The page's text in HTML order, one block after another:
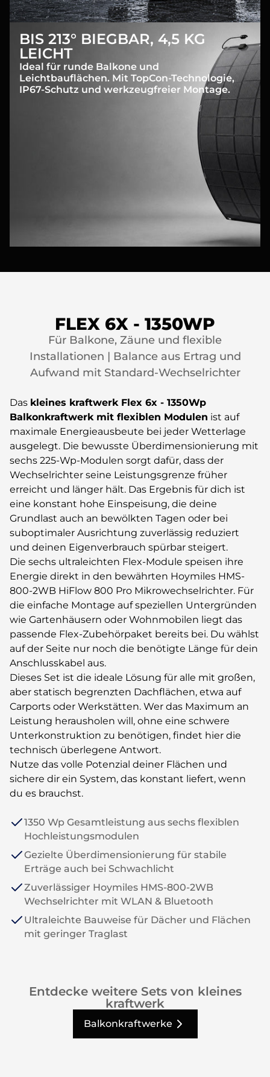
BIS 213° BIEGBAR, 4,5 KG
LEICHT
Ideal für runde Balkone und
Leichtbauflächen. Mit TopCon-Technologie,
IP67-Schutz und werkzeugfreier Montage.
FLEX 6X - 1350WP
Für Balkone, Zäune und flexible
Installationen | Balance aus Ertrag und
Aufwand mit Standard-Wechselrichter
Das kleines kraftwerkFlex 6x - 1350Wp
Balkonkraftwerk mit flexiblen Modulen ist auf
maximale Energieausbeute bei jeder Wetterlage
ausgelegt. Die bewusste Überdimensionierung mit
sechs 225-Wp-Modulen sorgt dafür, dass der
Wechselrichter seine Leistungsgrenze früher
erreicht und länger hält. Das Ergebnis für dich ist
eine konstant hohe Einspeisung, die deine
Grundlast auch an bewölkten Tagen oder bei
suboptimaler Ausrichtung zuverlässig reduziert
und deinen Eigenverbrauch spürbar steigert.
Die sechs ultraleichten Flex-Module speisen ihre
Energie direkt in den bewährten Hoymiles HMS-
800-2WB HiFlow 800 Pro Mikrowechselrichter. Für
die einfache Montage auf speziellen Untergründen
wie Gartenhäusern oder Wohnmobilen liegt das
passende Flex-Zubehörpaket bereits bei. Du wählst
auf der Seite nur noch die benötigte Länge für dein
Anschlusskabel aus.
Dieses Set ist die ideale Lösung für alle mit großen,
aber statisch begrenzten Dachflächen, etwa auf
Carports oder Werkstätten. Wer das Maximum an
Leistung herausholen will, ohne eine schwere
Unterkonstruktion zu benötigen, findet hier die
technisch überlegene Antwort.
Nutze das volle Potenzial deiner Flächen und
sichere dir ein System, das konstant liefert, wenn
du es brauchst.
1350 Wp Gesamtleistung aus sechs flexiblen
Hochleistungsmodulen
Gezielte Überdimensionierung für stabile
Erträge auch bei Schwachlicht
Zuverlässiger Hoymiles HMS-800-2WB
Wechselrichter mit WLAN & Bluetooth
Ultraleichte Bauweise für Dächer und Flächen
mit geringer Traglast
Entdecke weitere Sets von kleines
kraftwerk
Balkonkraftwerke